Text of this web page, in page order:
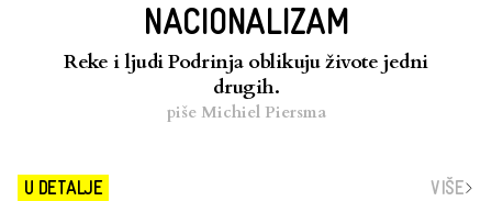
NACIONALIZAM
Reke i ljudi Podrinja oblikuju živote jedni
drugih.
piše Michiel Piersma
U DETALJE VIŠE